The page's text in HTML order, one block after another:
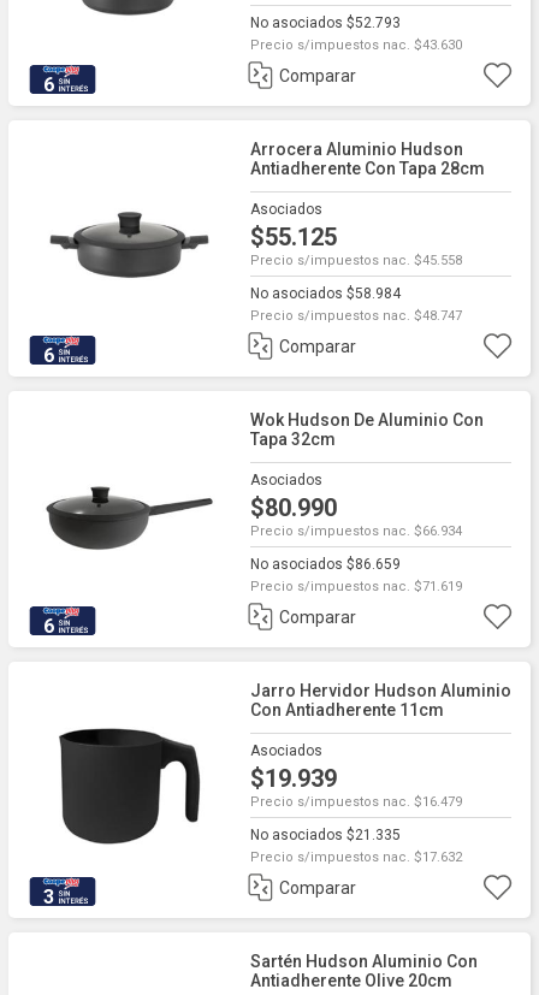
6
No asociados $52.793
Precio s/impuestos nac. $43.630
Comparar
6
Arrocera Aluminio Hudson
Antiadherente Con Tapa 28cm
Asociados
$55.125
Precio s/impuestos nac. $45.558
No asociados $58.984
Precio s/impuestos nac. $48.747
Comparar
6
Wok Hudson De Aluminio Con
Tapa 32cm
Asociados
$80.990
Precio s/impuestos nac. $66.934
No asociados $86.659
Precio s/impuestos nac. $71.619
Comparar
3
Jarro Hervidor Hudson Aluminio
Con Antiadherente 11cm
Asociados
$19.939
Precio s/impuestos nac. $16.479
No asociados $21.335
Precio s/impuestos nac. $17.632
Comparar
Sartén Hudson Aluminio Con
Antiadherente Olive 20cm